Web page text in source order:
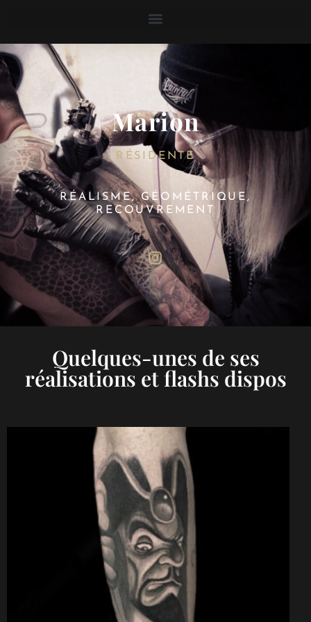
Marion
RÉSIDENTE
RÉALISME, GÉOMÉTRIQUE,
RECOUVREMENT
Quelques-unes de ses
réalisations et flashs dispos